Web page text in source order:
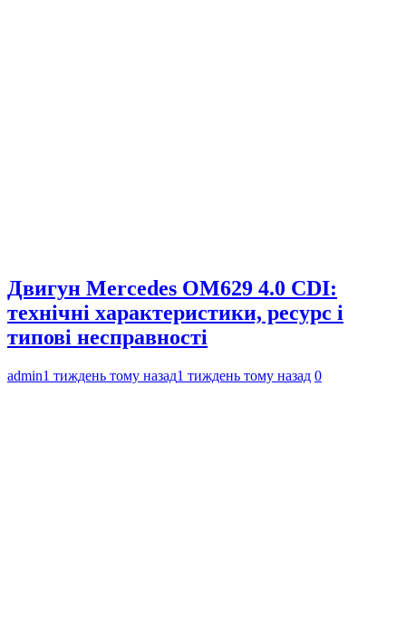
Двигун Mercedes OM629 4.0 CDI:
технічні характеристики, ресурс і
типові несправності
admin1 тиждень тому назад1 тиждень тому назад 0